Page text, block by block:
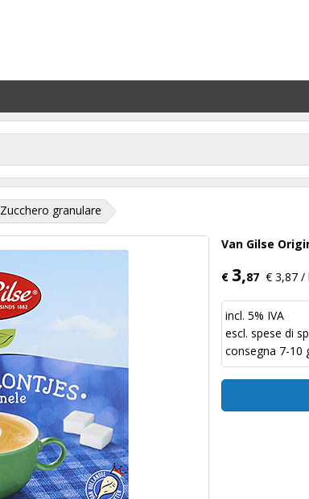
Zucchero granulare
Van Gilse
€ 3,87 € 3,87 /
incl. 5% IVA
escl. spese di
consegna 7-10